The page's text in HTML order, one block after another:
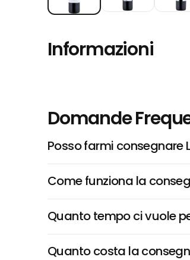
Informazioni
Domande
Posso farmi consegnare
Come funziona la
Quanto tempo ci vuole
Quanto costa la